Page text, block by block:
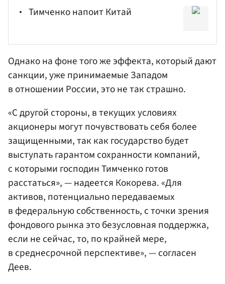
Тимченко напоит Китай
Однако на фоне того же эффекта, который дают
санкции, уже принимаемые Западом
в отношении России, это не так страшно.
«С другой стороны, в текущих условиях
акционеры могут почувствовать себя более
защищенными, так как государство будет
выступать гарантом сохранности компаний,
с которыми господин Тимченко готов
расстаться», — надеется Кокорева. «Для
активов, потенциально передаваемых
в федеральную собственность, с точки зрения
фондового рынка это безусловная поддержка,
если не сейчас, то, по крайней мере,
в среднесрочной перспективе», — согласен
Деев.